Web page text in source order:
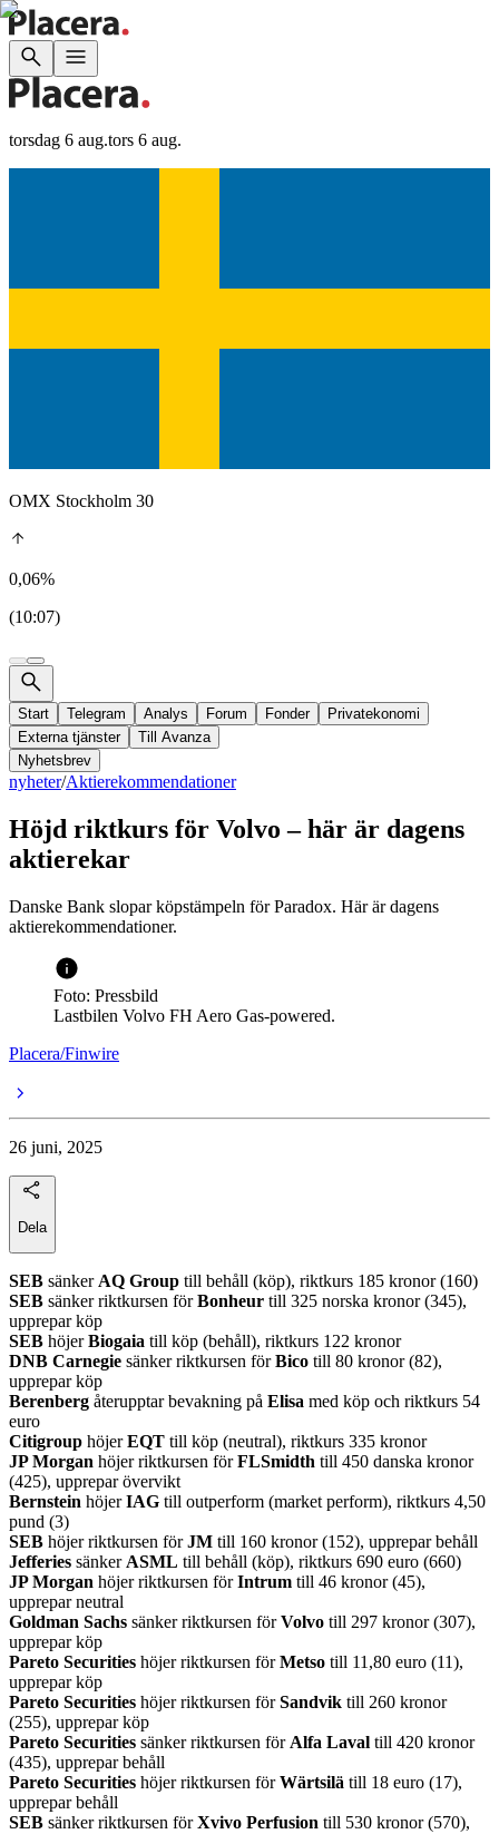
torsdag 6 aug.tors 6 aug.
OMX Stockholm 30
0,06%
(10:07)
Start Telegram Analys Forum Fonder
Privatekonomi
Externa tjänster
Till Avanza
Nyhetsbrev
nyheter/Aktierekommendationer
Höjd riktkurs för Volvo – här är dagens
aktierekar
Danske Bank slopar köpstämpeln för Paradox. Här är dagens
aktierekommendationer.
Foto: Pressbild
Lastbilen Volvo FH Aero Gas-powered.
Placera/Finwire
26 juni, 2025
Dela
SEB sänkerAQ Group till behåll (köp), riktkurs 185 kronor (160)
SEB sänker riktkursen förBonheur till 325 norska kronor (345),
upprepar köp
SEB höjerBiogaia till köp (behåll), riktkurs 122 kronor
DNB Carnegie sänker riktkursen förBico till 80 kronor (82),
upprepar köp
Berenberg återupptar bevakning på Elisa med köp och riktkurs 54
euro
Citigroup höjerEQT till köp (neutral), riktkurs 335 kronor
JP Morgan höjer riktkursen förFLSmidth till 450 danska kronor
(425), upprepar övervikt
Bernstein höjerIAG till outperform (market perform), riktkurs 4,50
pund (3)
SEB höjer riktkursen förJM till 160 kronor (152), upprepar behåll
Jefferies sänkerASML till behåll (köp), riktkurs 690 euro (660)
JP Morgan höjer riktkursen förIntrum till 46 kronor (45),
upprepar neutral
Goldman Sachs sänker riktkursen förVolvo till 297 kronor (307),
upprepar köp
Pareto Securities höjer riktkursen förMetso till 11,80 euro (11),
upprepar köp
Pareto Securities höjer riktkursen förSandvik till 260 kronor
(255), upprepar köp
Pareto Securities sänker riktkursen förAlfa Laval till 420 kronor
(435), upprepar behåll
Pareto Securities höjer riktkursen förWärtsilä till 18 euro (17),
upprepar behåll
SEB sänker riktkursen förXvivo Perfusion till 530 kronor (570),